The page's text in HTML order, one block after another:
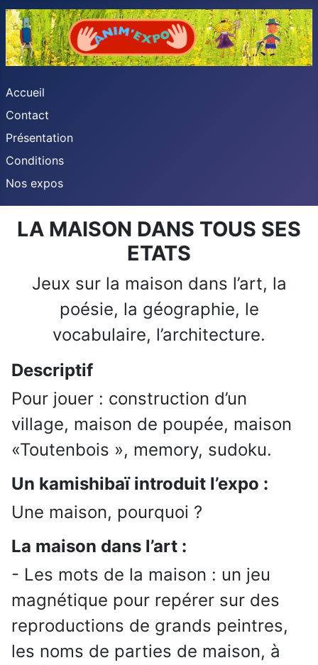
Accueil
Contact
Présentation
Conditions
Nos expos
LA MAISON DANS TOUS SES
ETATS
Jeux sur la maison dans l’art, la
poésie, la géographie, le
vocabulaire, l’architecture.
Descriptif
Pour jouer : construction d’un
village, maison de poupée, maison
«Toutenbois », memory, sudoku.
Un kamishibaï introduit l’expo :
Une maison, pourquoi ?
La maison dans l’art :
- Les mots de la maison : un jeu
magnétique pour repérer sur des
reproductions de grands peintres,
les noms de parties de maison, à